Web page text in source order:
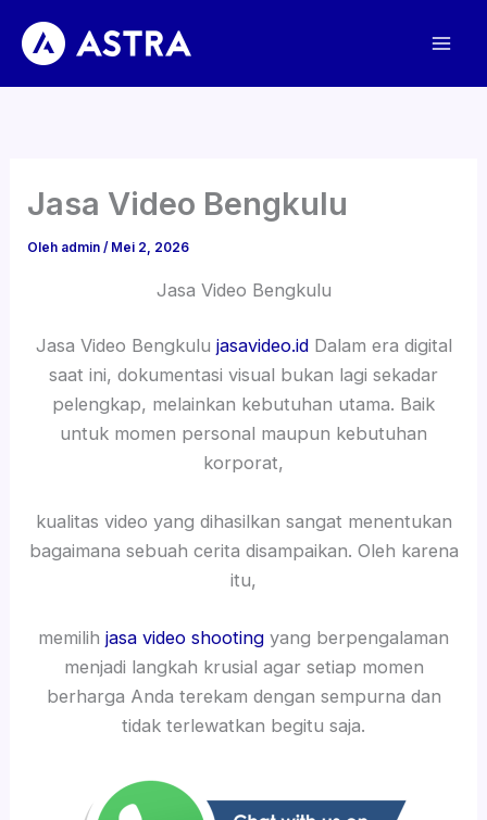
konten
Jasa Video Bengkulu
Oleh admin/ Mei 2, 2026
Jasa Video Bengkulu
Jasa Video Bengkulu jasavideo.idDalam era digital
saat ini, dokumentasi visual bukan lagi sekadar
pelengkap, melainkan kebutuhan utama. Baik
untuk momen personal maupun kebutuhan
korporat,
kualitas video yang dihasilkan sangat menentukan
bagaimana sebuah cerita disampaikan. Oleh karena
itu,
memilih jasa video shooting yang berpengalaman
menjadi langkah krusial agar setiap momen
berharga Anda terekam dengan sempurna dan
tidak terlewatkan begitu saja.